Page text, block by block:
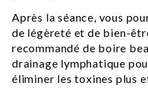
Après la séance, vous
de légèreté et de bien-
recommandé de boire
drainage lymphatique
éliminer les toxines plus